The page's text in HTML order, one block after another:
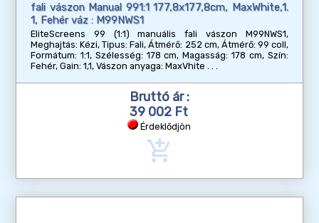
fali vászon Manual 991:1 177,8x177,8cm, MaxWhite,1.
1, Fehér váz : M99NWS1
EliteScreens 99 (1:1) manuális fali vászon M99NWS1,
Meghajtás: Kézi, Tipus: Fali, Átmérő: 252 cm, Átmérő: 99 coll,
Formátum: 1:1, Szélesség: 178 cm, Magasság: 178 cm, Szín:
Fehér, Gain: 1,1, Vászon anyaga: MaxVhite
Bruttó ár :
39 002 Ft
Érdeklődjön
add_shopping_cart